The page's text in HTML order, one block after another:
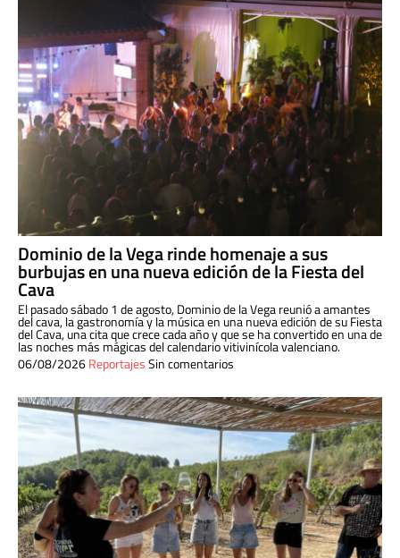
Dominio de la Vega rinde homenaje a sus
burbujas en una nueva edición de la Fiesta del
Cava
El pasado sábado 1 de agosto, Dominio de la Vega reunió a amantes
del cava, la gastronomía y la música en una nueva edición de su Fiesta
del Cava, una cita que crece cada año y que se ha convertido en una de
las noches más mágicas del calendario vitivinícola valenciano.
06/08/2026ReportajesSin comentarios